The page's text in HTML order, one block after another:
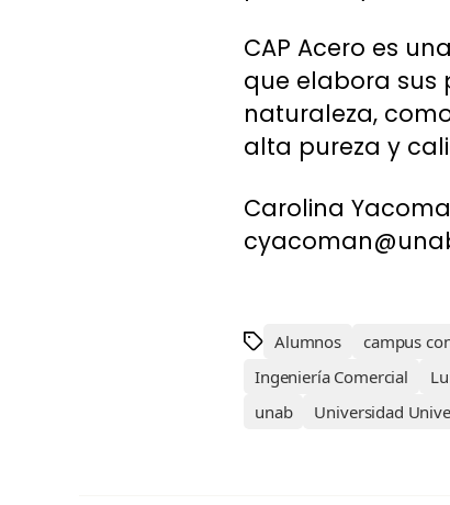
CAP Acero es
que elabora sus
naturaleza,
alta pureza y
Carolina
Alumnos campus
Ingeniería Comercial
unab
Universidad